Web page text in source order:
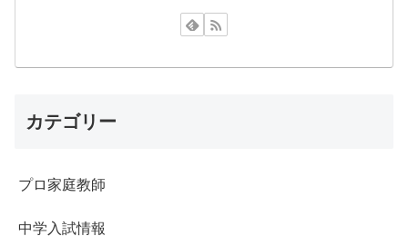
カテゴリー
プロ家庭教師
中学入試情報